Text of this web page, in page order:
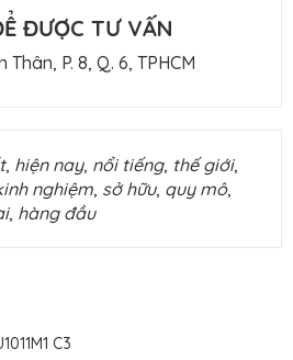
ĐƯỢC TƯ VẤN
P. 8, Q. 6, TPHCM
, hiện nay, nổi tiếng, thế giới,
nghiệm, sở hữu, quy mô,
, hàng đầu
C3